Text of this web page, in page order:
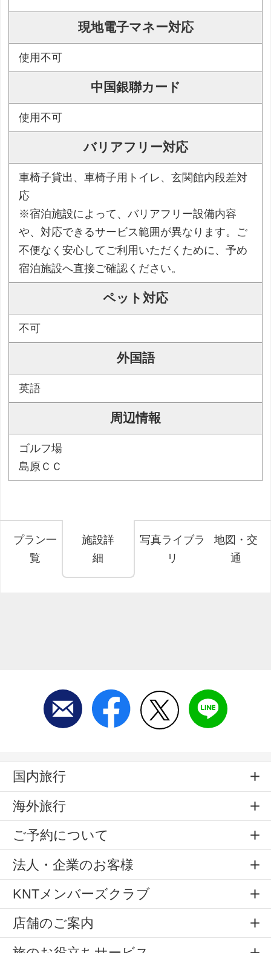
現地電子マネー対応
使用不可
中国銀聯カード
使用不可
バリアフリー対応
車椅子貸出、車椅子用トイレ、玄関館内段差対
応
※宿泊施設によって、バリアフリー設備内容
や、対応できるサービス範囲が異なります。ご
不便なく安心してご利用いただくために、予め
宿泊施設へ直接ご確認ください。
ペット対応
不可
外国語
英語
周辺情報
ゴルフ場
島原ＣＣ
プラン一
覧
施設詳
細
写真ライブラ
リ
地図・交
通
国内旅行
海外旅行
ご予約について
法人・企業のお客様
KNTメンバーズクラブ
店舗のご案内